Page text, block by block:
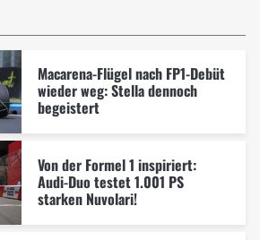
Macarena-Flügel nach FP1-Debüt
wieder weg: Stella dennoch
begeistert
Von der Formel 1 inspiriert:
Audi-Duo testet 1.001 PS
starken Nuvolari!